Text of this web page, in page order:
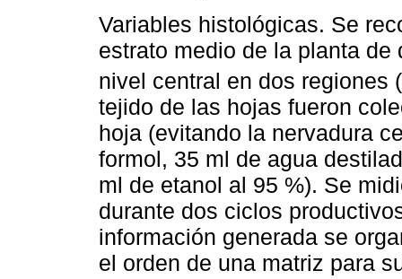
Variables histológicas. Se
estrato medio de la planta
nivel central en dos regiones (
tejido de las hojas fueron
hoja (evitando la nervadura
formol, 35 ml de agua
ml de etanol al 95 %). Se
durante dos ciclos
información generada se
el orden de una matriz para